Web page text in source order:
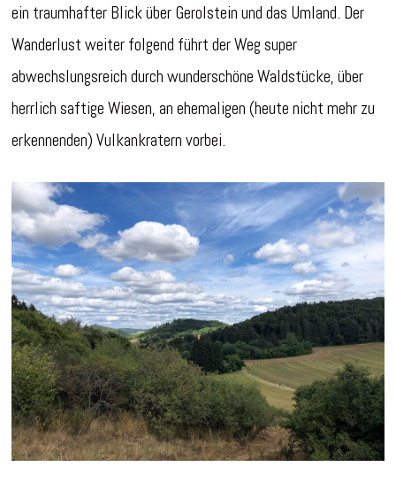
ein traumhafter Blick über Gerolstein und das Umland. Der
Wanderlust weiter folgend führt der Weg super
abwechslungsreich durch wunderschöne Waldstücke, über
herrlich saftige Wiesen, an ehemaligen (heute nicht mehr zu
erkennenden) Vulkankratern vorbei.